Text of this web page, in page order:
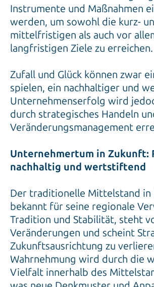
werden, um sowohl die kurz- und
mittelfristigen als auch vor
langfristigen Ziele zu erreichen.
Zufall und Glück können zwar
spielen, ein nachhaltiger und
Unternehmenserfolg wird
durch strategisches Handeln
Veränderungsmanagement
Unternehmertum in Zukunft:
nachhaltig und wertstiftend
Der traditionelle Mittelstand in
bekannt für seine regionale
Tradition und Stabilität, steht
Veränderungen und scheint
Zukunftsausrichtung zu
Wahrnehmung wird durch die
Vielfalt innerhalb des
was neue Denkmuster und
erforderlich macht. [6]